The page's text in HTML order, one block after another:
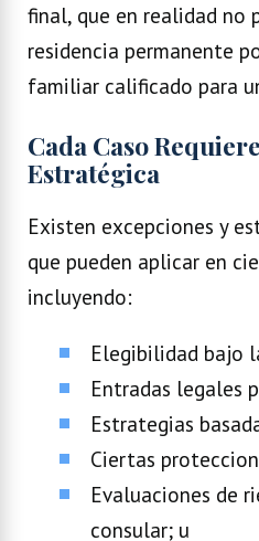
final, que en realidad no
residencia permanente
familiar calificado para
Cada Caso
Estratégica
Existen excepciones y
que pueden aplicar en
incluyendo:
Elegibilidad bajo
Entradas legales
Estrategias
Ciertas
Evaluaciones de
consular; u